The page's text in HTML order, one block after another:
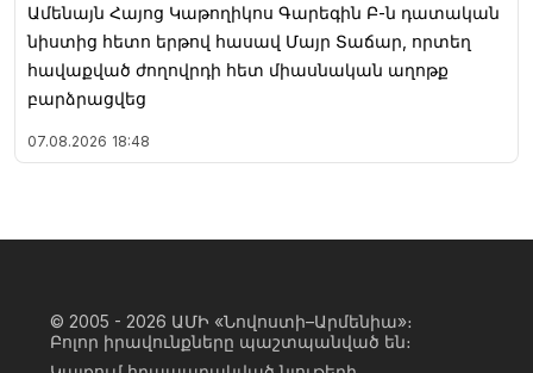
Ամենայն Հայոց Կաթողիկոս Գարեգին Բ-ն դատական
նիստից հետո երթով հասավ Մայր Տաճար, որտեղ
հավաքված ժողովրդի հետ միասնական աղոթք
բարձրացվեց
07.08.2026 18:48
© 2005 - 2026 ԱՄԻ «Նովոստի–Արմենիա»։
Բոլոր իրավունքները պաշտպանված են։